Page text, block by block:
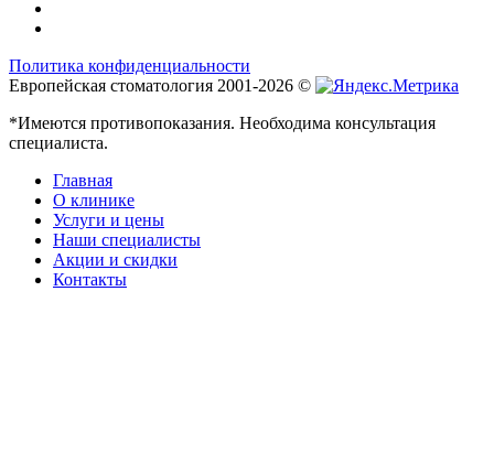
Политика конфиденциальности
Европейская стоматология 2001-2026 ©
*Имеются противопоказания. Необходима консультация
специалиста.
Главная
О клинике
Услуги и цены
Наши специалисты
Акции и скидки
Контакты